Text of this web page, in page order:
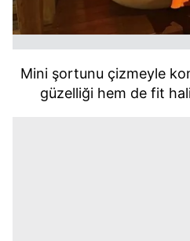
Mini şortunu çizmeyle
güzelliği hem de fit